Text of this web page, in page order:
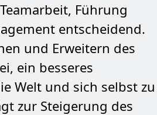
Führung
entscheidend.
und Erweitern des
ein besseres
Welt und sich selbst zu
zur Steigerung des